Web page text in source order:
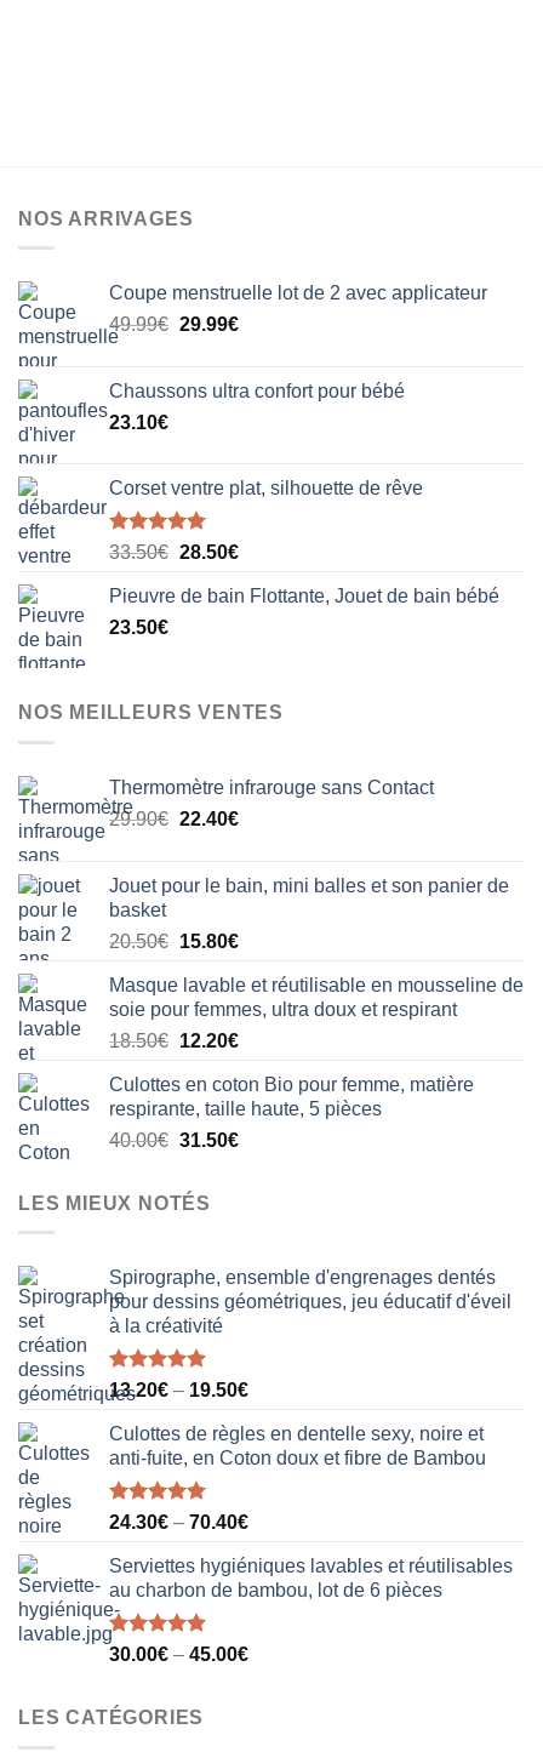
sur
du
produit
page
NOS ARRIVAGES
Coupe menstruelle lot de 2 avec applicateur
49.99€ Le
était :
29.99€Le
est :
Chaussons ultra confort pour bébé
23.10€
Corset ventre plat, silhouette de rêve
Note5.00
33.50€ Le
initial
28.50€Le
actuel
Pieuvre de bain Flottante, Jouet de bain bébé
23.50€
NOS MEILLEURS VENTES
Thermomètre infrarouge sans Contact
29.90€ Le
était :
22.40€Le
est :
Jouet pour le bain, mini balles et son panier de
basket
20.50€ Le
initial
était :
20.50€.
15.80€Le
actuel
est :
15.80€.
Masque lavable et réutilisable en mousseline de
soie pour femmes, ultra doux et respirant
18.50€ Le
initial
était :
18.50€.
12.20€Le
actuel
est :
12.20€.
Culottes en coton Bio pour femme, matière
respirante, taille haute, 5 pièces
40.00€ Le
initial
était :
31.50€Le
LES MIEUX NOTÉS
Spirographe, ensemble d'engrenages dentés
pour dessins géométriques, jeu éducatif d'éveil
à la créativité
Note5.00
sur 5
13.20€ – 19.50€
Culottes de règles en dentelle sexy, noire et
anti-fuite, en Coton doux et fibre de Bambou
Note5.00
24.30€ – 70.40€
Serviettes hygiéniques lavables et réutilisables
au charbon de bambou, lot de 6 pièces
Note5.00
30.00€ – 45.00€
LES CATÉGORIES